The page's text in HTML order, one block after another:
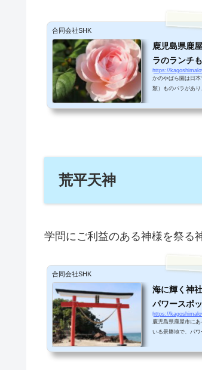
合同会社SHK
鹿児島県鹿
ラのランチ
https://
かのやばら園は日
類）ものバラがあ
いただけます♪おと
荒平天神
学問にご利益のある神様を祭る
合同会社SHK
海に輝く神
パワースポ
https://
鹿児島県鹿屋市に
いる景勝地で、パ
クセス＆駐車場情